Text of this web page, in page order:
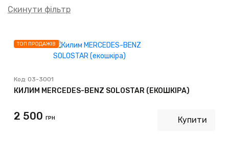
Скинути фільтр
ТОП ПРОДАЖІВ
Код: 03-3001
КИЛИМ MERCEDES-BENZ SOLOSTAR (ЕКОШКІРА)
2 500 ГРН Купити